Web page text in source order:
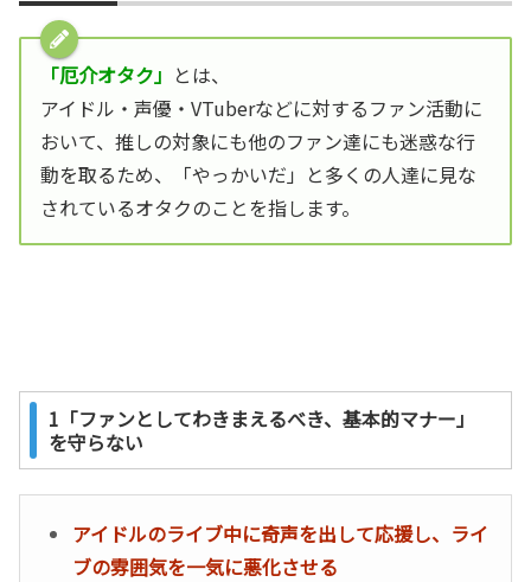
「厄介オタク」 とは、
アイドル・声優・VTuberなどに対するファン活動に
おいて、推しの対象にも他のファン達にも迷惑な行
動を取るため、「やっかいだ」と多くの人達に見な
されているオタクのことを指します。
1「ファンとしてわきまえるべき、基本的マナー」
を守らない
アイドルのライブ中に奇声を出して応援し、ライ
ブの雰囲気を一気に悪化させる